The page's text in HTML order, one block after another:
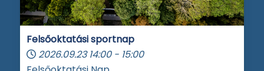
Felsőoktatási sportnap
2026.09.23 14:00 - 15:00